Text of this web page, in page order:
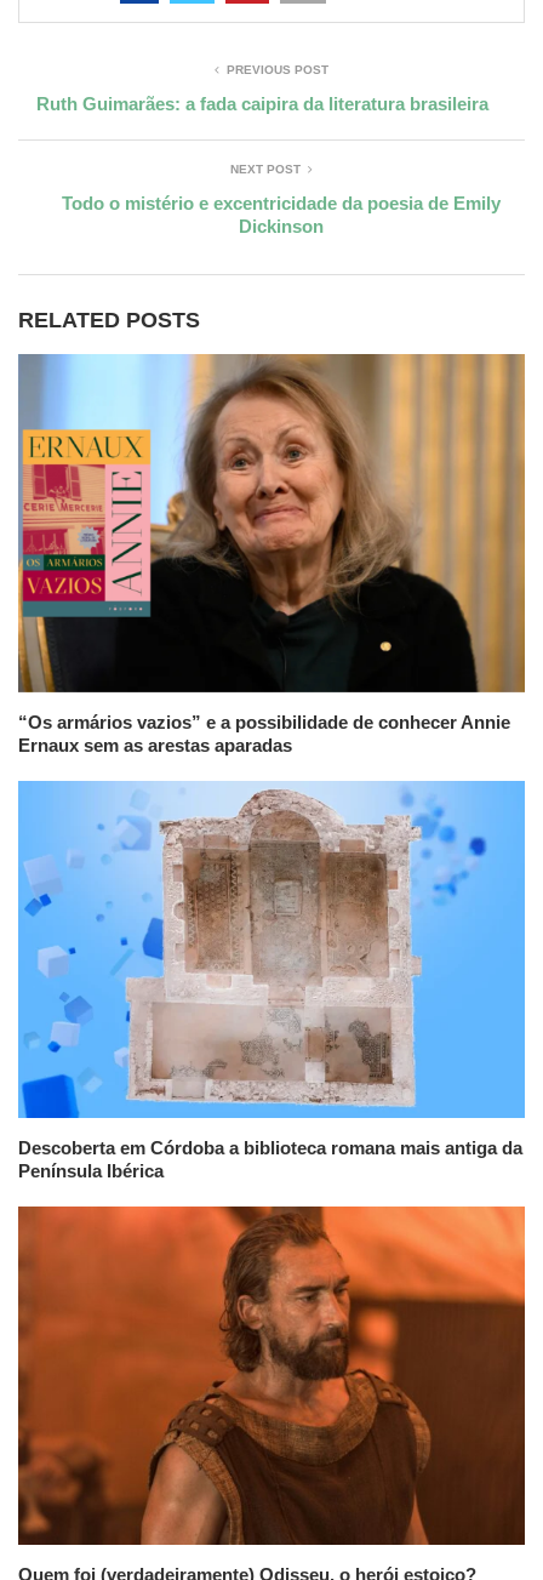
PREVIOUS POST
Ruth Guimarães: a fada caipira da literatura brasileira
NEXT POST
Todo o mistério e excentricidade da poesia de Emily
Dickinson
RELATED POSTS
“Os armários vazios” e a possibilidade de conhecer Annie
Ernaux sem as arestas aparadas
Descoberta em Córdoba a biblioteca romana mais antiga da
Península Ibérica
Quem foi (verdadeiramente) Odisseu, o herói estoico?